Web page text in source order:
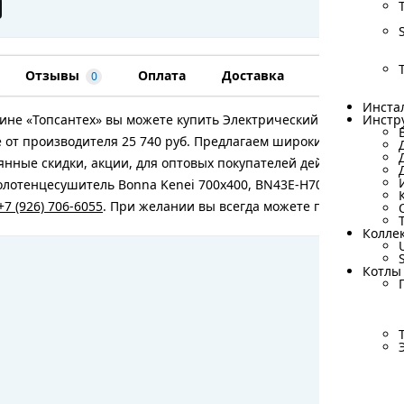
Котлы
Котлы
Отзывы 0 Оплата Доставка
«Топсантех» вы можете купить Электрический
производителя 25 740 руб. Предлагаем широкий
скидки, акции, для оптовых покупателей действуют
Bonna Kenei 700x400, BN43E-H700W400-
(926) 706-6055. При желании вы всегда можете посетить